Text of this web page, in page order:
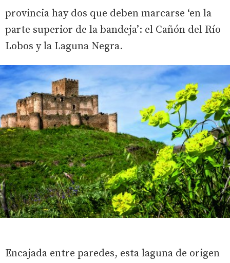
provincia hay dos que deben marcarse ‘en la
parte superior de la bandeja’: el Cañón del Río
Lobos y la Laguna Negra.
Encajada entre paredes, esta laguna de origen